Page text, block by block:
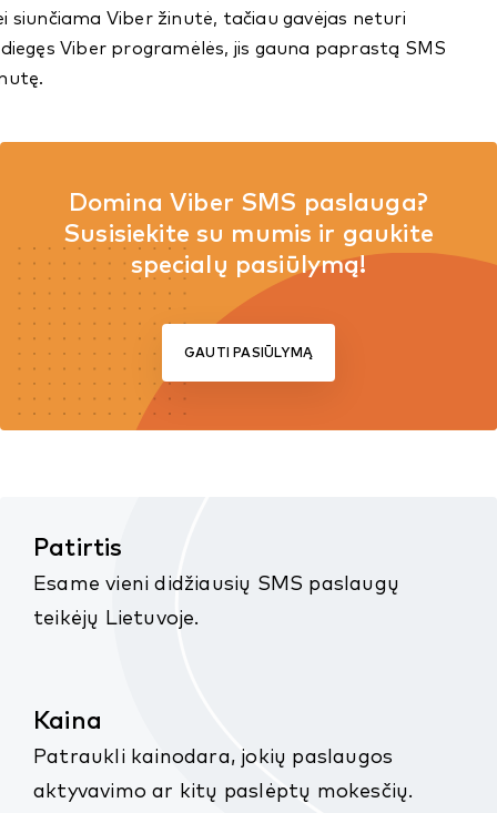
siunčiama Viber žinutė, tačiau gavėjas neturi
Viber programėlės, jis gauna paprastą SMS
Domina Viber SMS paslauga?
Susisiekite su mumis ir gaukite
specialų pasiūlymą!
GAUTI PASIŪLYMĄ
Patirtis
Esame vieni didžiausių SMS paslaugų
teikėjų Lietuvoje.
Kaina
Patraukli kainodara, jokių paslaugos
aktyvavimo ar kitų paslėptų mokesčių.